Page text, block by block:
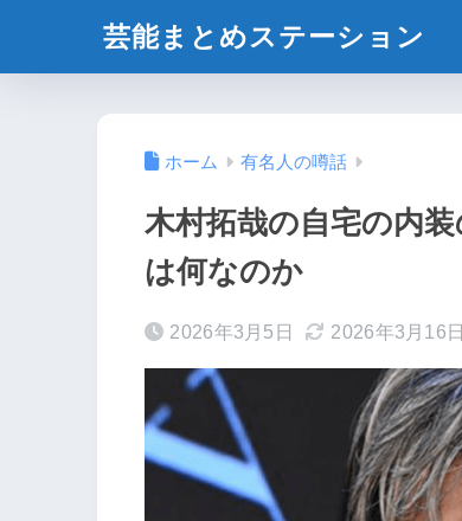
芸能まとめステーション
ホーム 有名人の噂話
木村拓哉の自宅の内
は何なのか
2026年3月5日 2026年3月16日